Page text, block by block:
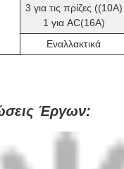
3 για τις πρίζες ((10A)
1 για AC(16A)
Εναλλακτικά
Έργων: